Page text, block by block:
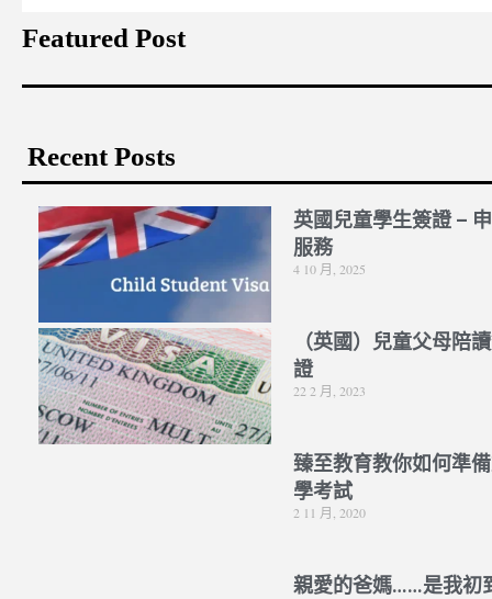
Featured Post
Recent Posts
英國兒童學生簽證 –
服務
4 10 月, 2025
（英國）兒童父母陪
證
22 2 月, 2023
臻至教育教你如何準
學考試
2 11 月, 2020
親愛的爸媽……是我初